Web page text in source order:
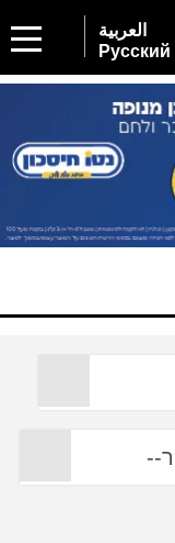
العربية
Русский